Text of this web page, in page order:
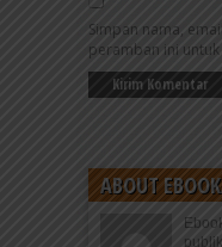
Simpan nama,
peramban ini
ABOUT